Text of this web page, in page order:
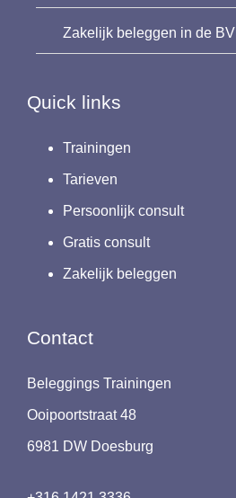
Zakelijk beleggen in de BV
Quick links
Trainingen
Tarieven
Persoonlijk consult
Gratis consult
Zakelijk beleggen
Contact
Beleggings Trainingen
Ooipoortstraat 48
6981 DW Doesburg